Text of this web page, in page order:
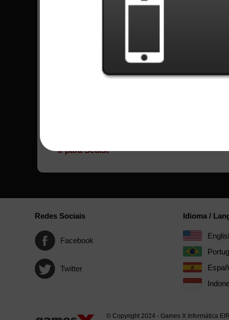
Tenha todos os seus recordes no jogo
Todas Músicas - Tenacious D
Ir para Setlist
Redes Sociais
Facebook
Twitter
Idioma /
© Copyright 2024 - Games X Informática